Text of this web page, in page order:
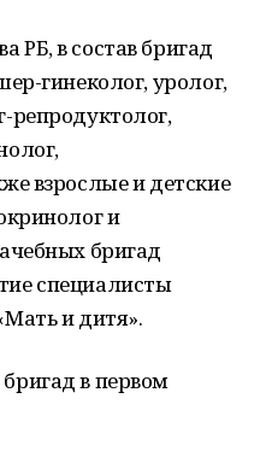
в состав бригад
гинеколог, уролог,
репродуктолог,
взрослые и детские
и
бригад
специалисты
и дитя».
в первом